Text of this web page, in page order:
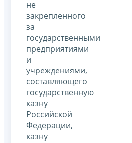
не
закрепленного
за
государственными
предприятиями
и
учреждениями,
составляющего
государственную
казну
Российской
Федерации,
казну